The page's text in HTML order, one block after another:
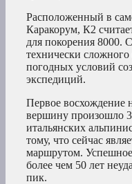
Расположенный в
Каракорум, К2
для покорения 8000.
технически
погодных условий
экспедиций.
Первое восхождение
вершину произошло
итальянских
тому, что сейчас
маршрутом.
более чем 50 лет
пик.